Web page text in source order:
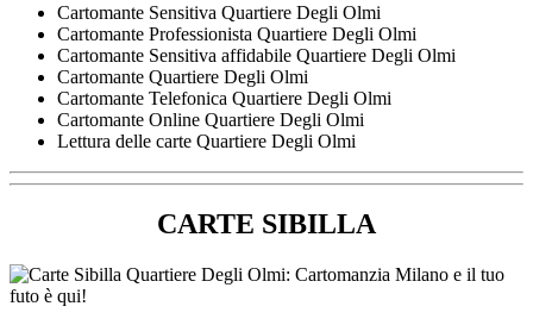
Cartomante Sensitiva Quartiere Degli Olmi
Cartomante Professionista Quartiere Degli Olmi
Cartomante Sensitiva affidabile Quartiere Degli Olmi
Cartomante Quartiere Degli Olmi
Cartomante Telefonica Quartiere Degli Olmi
Cartomante Online Quartiere Degli Olmi
Lettura delle carte Quartiere Degli Olmi
CARTE SIBILLA